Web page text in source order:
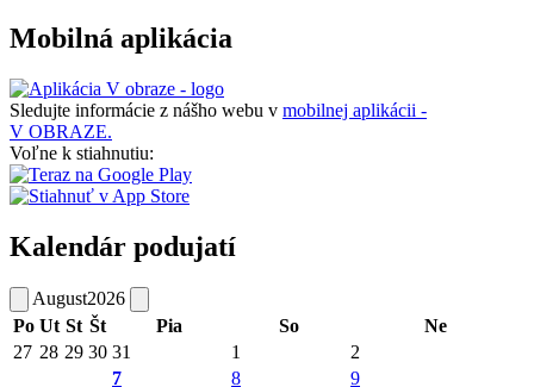
Mobilná aplikácia
Sledujte informácie z nášho webu v mobilnej aplikácii -
V OBRAZE.
Voľne k stiahnutiu:
Kalendár podujatí
August2026
Po Ut St Št Pia So
Ne
27 28 29 30 31 1
2
7
8 9